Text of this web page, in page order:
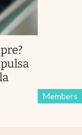
Members